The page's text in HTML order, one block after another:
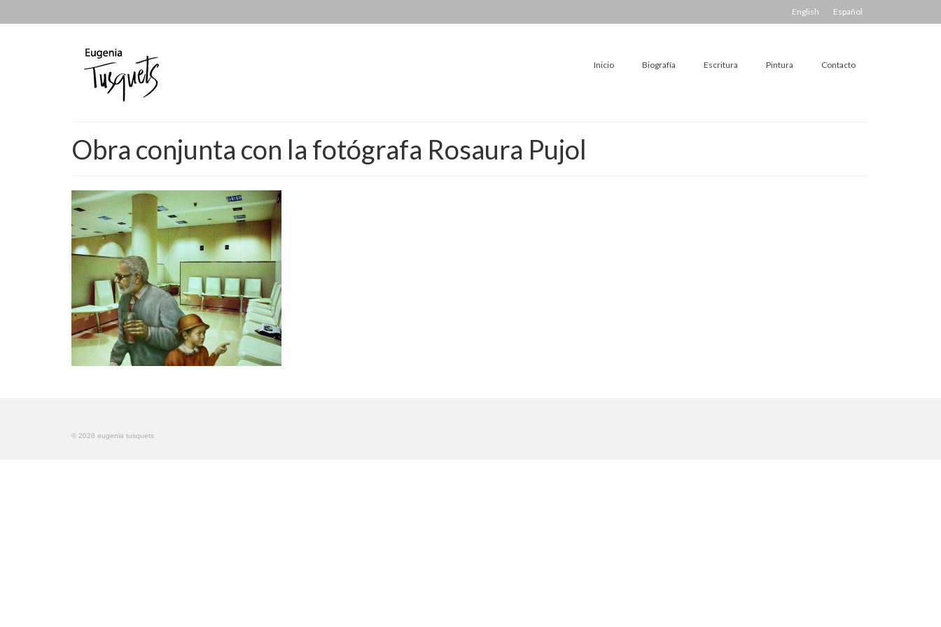
English Español
Inicio Biografía Escritura Pintura Contacto
Obra conjunta con la fotógrafa Rosaura Pujol
© 2026 eugenia tusquets